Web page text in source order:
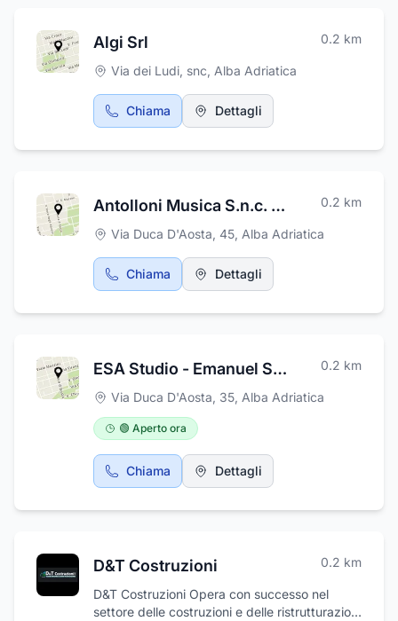
diretto, telefono, fax ed e-mail.
Algi Srl 0.2 km
Via dei Ludi, snc, Alba Adriatica
Chiama Dettagli
Antolloni Musica S.n.c. di Fabrizio e Marco Antolloni 0.2 km
Via Duca D'Aosta, 45, Alba Adriatica
Chiama Dettagli
ESA Studio - Emanuel Spinosi Architetto 0.2 km
Via Duca D'Aosta, 35, Alba Adriatica
🟢 Aperto ora
Chiama Dettagli
D&T Costruzioni 0.2 km
D&T Costruzioni Opera con successo nel
settore delle costruzioni e delle ristrutturazioni